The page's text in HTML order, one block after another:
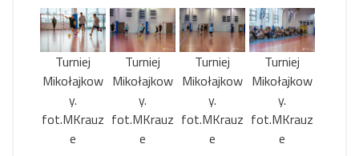
Turniej
Mikołajkow
y.
fot.MKrauz
e
Turniej
Mikołajkow
y.
fot.MKrauz
e
Turniej
Mikołajkow
y.
fot.MKrauz
e
Turniej
Mikołajkow
y.
fot.MKrauz
e